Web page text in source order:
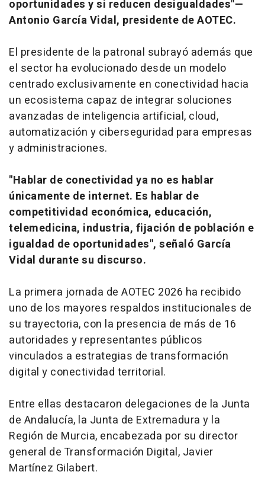
oportunidades y si reducen desigualdades"—
Antonio García Vidal, presidente de AOTEC.
El presidente de la patronal subrayó además que
el sector ha evolucionado desde un modelo
centrado exclusivamente en conectividad hacia
un ecosistema capaz de integrar soluciones
avanzadas de inteligencia artificial, cloud,
automatización y ciberseguridad para empresas
y administraciones.
"Hablar de conectividad ya no es hablar
únicamente de internet. Es hablar de
competitividad económica, educación,
telemedicina, industria, fijación de población e
igualdad de oportunidades", señaló García
Vidal durante su discurso.
La primera jornada de AOTEC 2026 ha recibido
uno de los mayores respaldos institucionales de
su trayectoria, con la presencia de más de 16
autoridades y representantes públicos
vinculados a estrategias de transformación
digital y conectividad territorial.
Entre ellas destacaron delegaciones de la Junta
de Andalucía, la Junta de Extremadura y la
Región de Murcia, encabezada por su director
general de Transformación Digital, Javier
Martínez Gilabert.